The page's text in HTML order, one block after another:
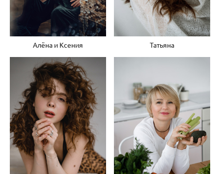
Алёна и Ксения Татьяна